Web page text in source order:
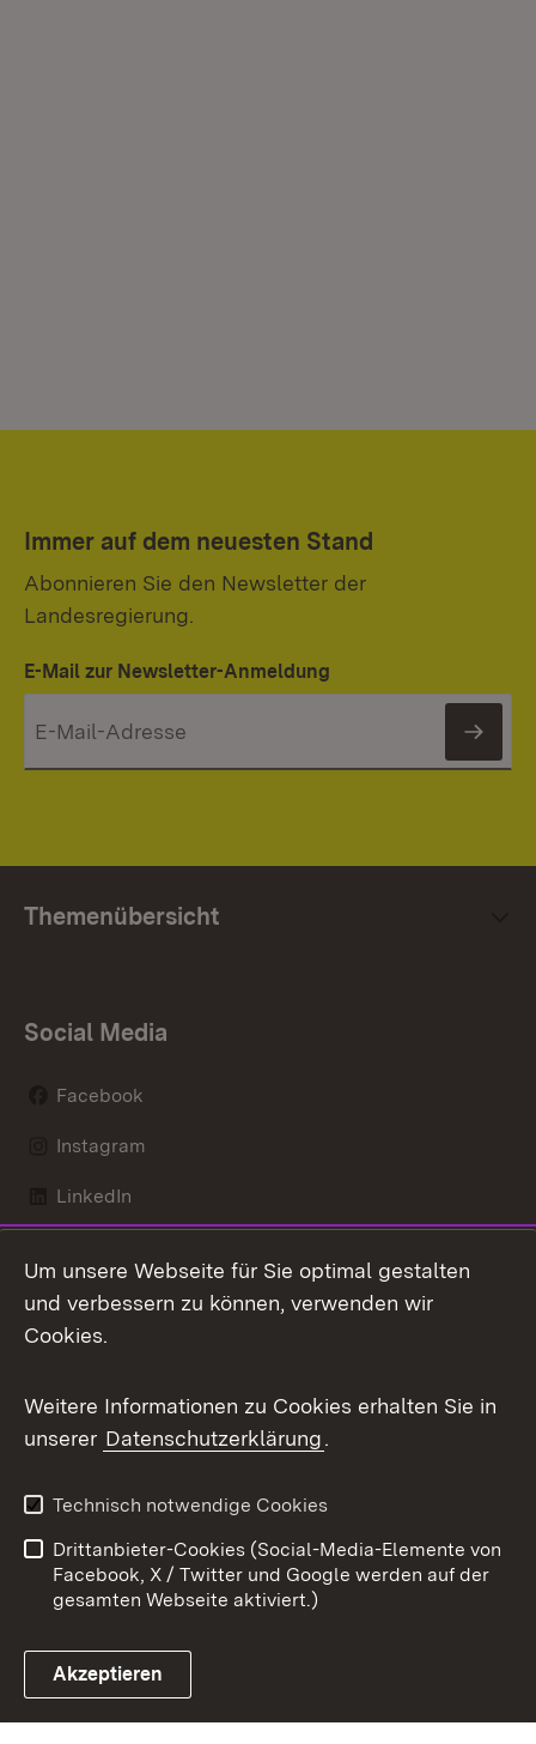
Immer auf dem neuesten Stand
Abonnieren Sie den Newsletter der
Landesregierung.
E-Mail zur Newsletter-Anmeldung
Themenübersicht
Social Media
Facebook
Instagram
LinkedIn
X / Twitter
Youtube
Link zum Landesportal
Kontakt
Datenschutz
Barrierefreiheit
Impressum
Cookies
Um unsere Webseite für Sie optimal gestalten
und verbessern zu können, verwenden wir
Cookies.
Weitere Informationen zu Cookies erhalten Sie in
unserer Datenschutzerklärung.
Technisch notwendige Cookies
Drittanbieter-Cookies (Social-Media-Elemente von
Facebook, X / Twitter und Google werden auf der
gesamten Webseite aktiviert.)
Akzeptieren